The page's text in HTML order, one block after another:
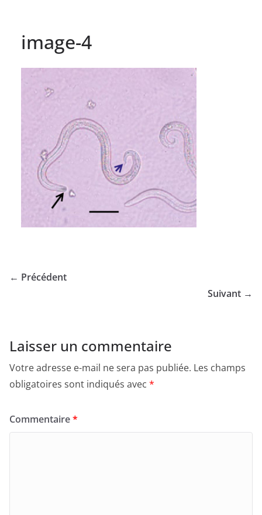
image-4
← Précédent
Suivant →
Laisser un commentaire
Votre adresse e-mail ne sera pas publiée. Les champs
obligatoires sont indiqués avec *
Commentaire*